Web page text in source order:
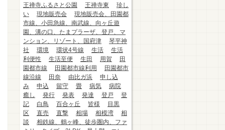
王禅寺ふるさと公園
王禅寺東
珍し
い
現地販売会
現地販売会、田園都
市線、小田急線、南武線、向ヶ丘遊
園、溝の口、たまプラーザ、登戸、マ
ンション、リゾート、国府津
琴平神
社
環境 環状4号線 生活
生活
利便性
生活至便 生田 用賀
田
園都市線
田園都市線利用
田園都市
線沿線
田奈 由比ガ浜
申し込
み
申込 留守 畳 病気
病院
癒し
発行 発表 発達 登戸
登
記
白鳥 百合ヶ丘 皆様
目黒
区
直売 直撃 相場 相模湾
相
談
相鉄線、鶴ヶ峰、徒歩圏内、ファ